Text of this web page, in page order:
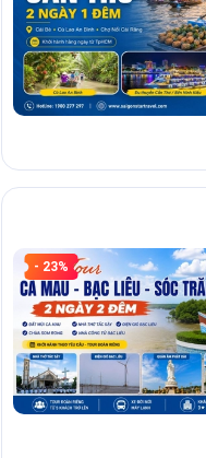
Nón, kem chống nắng,
Nếu dễ say xe, chuẩn
Đi cùng trẻ nhỏ: mang
CÂU HỎI THƯỜNG
Nên đặt tour trước bao
Đi 2 ngày 1 đêm nên
Đi cùng người lớn tuổi
- 23%